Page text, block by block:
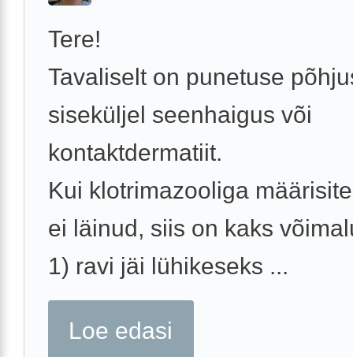
Tere!
Tavaliselt on punetuse
siseküljel seenhaigus või
kontaktdermatiit.
Kui klotrimazooliga
ei läinud, siis on kaks
1) ravi jäi lühikeseks ...
Loe edasi